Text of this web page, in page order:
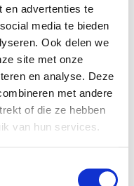
en advertenties te
media te bieden
Ook delen we
site met onze
en analyse. Deze
met andere
of die ze hebben
van hun services.
COMFORT
WORDT NA JE
ALS KERSVERSE
GENIETEN VAN EEN
MOMENTJE